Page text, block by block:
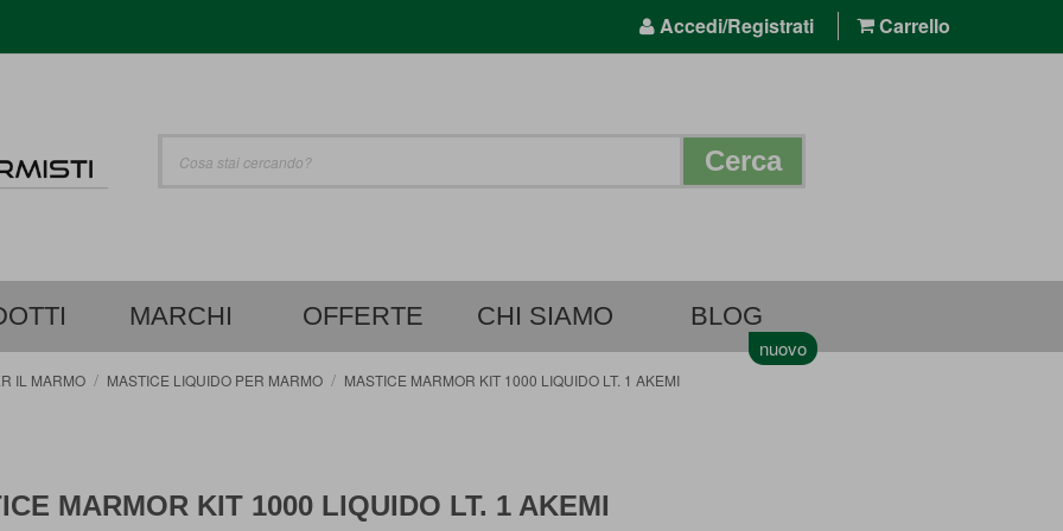
Accedi/Registrati Carrello
Cerca
MARCHI OFFERTE CHI SIAMO BLOG
IL MARMO MASTICE LIQUIDO PER MARMO MASTICE MARMOR KIT 1000 LIQUIDO LT. 1 AKEMI
MARMOR KIT 1000 LIQUIDO LT. 1 AKEMI